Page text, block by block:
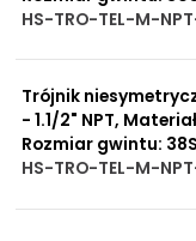
HS-TRO-TEL-M-
Trójnik
- 1.1/2" NPT,
Rozmiar gwintu:
HS-TRO-TEL-M-